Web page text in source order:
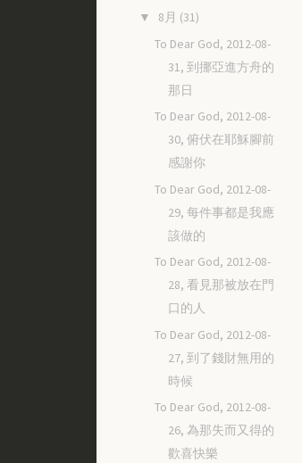
▼ 8月 (31)
To Dear God, 2012-08-
31, 到挪亞進方舟的
那日
To Dear God, 2012-08-
30, 俯伏在耶穌腳前
感謝你
To Dear God, 2012-08-
29, 每件事都是我應
該做的
To Dear God, 2012-08-
28, 看見那被放在門
口的人
To Dear God, 2012-08-
27, 到了錢財無用的
時候
To Dear God, 2012-08-
26, 為那失而又得的
歡喜快樂